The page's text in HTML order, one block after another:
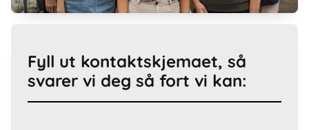
Fyll ut kontaktskjemaet, så
svarer vi deg så fort vi kan: